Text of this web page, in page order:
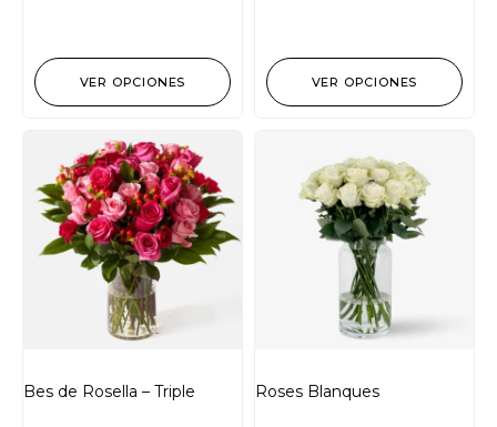
VER OPCIONES VER OPCIONES
Bes de Rosella – Triple Roses Blanques